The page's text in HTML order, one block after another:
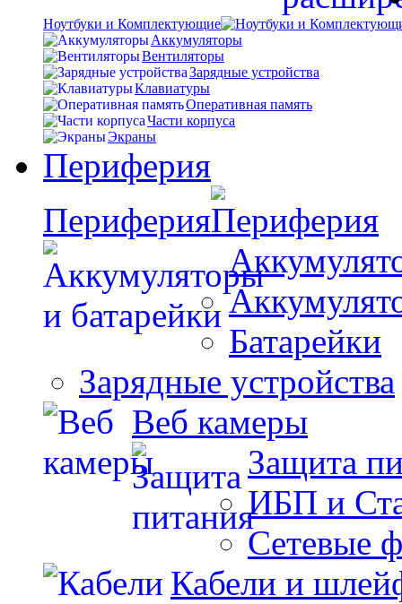
Ноутбуки и Комплектующие
Аккумуляторы
Вентиляторы
Зарядные устройства
Клавиатуры
Оперативная память
Части корпуса
Экраны
Периферия
Периферия
Батарейки
Зарядные устройства
Веб камеры
Защита
ИБП и
Сетевые
Кабели и